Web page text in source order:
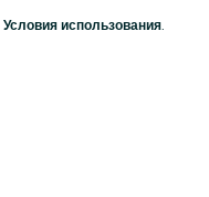
Условия использования.